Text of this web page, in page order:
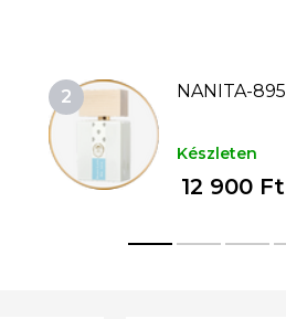
NANITA-
Készleten
12 900 Ft